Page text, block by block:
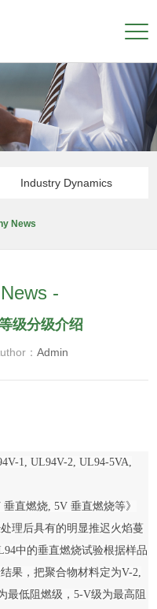
Industry Dynamics
News
-
级分级介绍
： Admin
1, UL94V-2, UL94-5VA,
直燃烧, 5V 垂直燃烧等》
理后具有的明显推迟火焰蔓
中的垂直燃烧试验根据样品
果，把聚合物材料定为V-2,
最低阻燃级，5-V级为最高阻